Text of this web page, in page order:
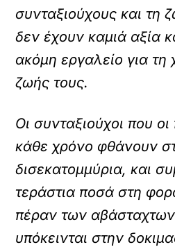
συνταξιούχους και τη
δεν έχουν καμιά αξία
ακόμη εργαλείο για τη
ζωής τους.
Οι συνταξιούχοι που
κάθε χρόνο φθάνουν
δισεκατομμύρια, και
τεράστια ποσά στη
πέραν των
υπόκεινται στην